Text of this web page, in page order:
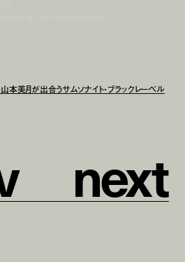
本美月が出合うサムソナイト・ブラックレーベル
next